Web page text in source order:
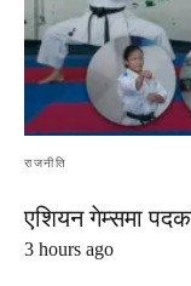
राजनीति
एशियन गेम्समा पदक
3 hours ago